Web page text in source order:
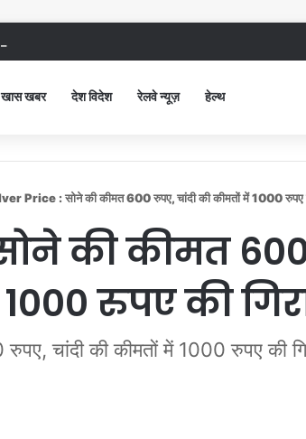
देख भड़कीं DC, बोलीं, आप खुद बाथरूम में खड़े होकर दिखाओ
खास खबर देश विदेश रेलवे न्यूज़ हेल्थ
Price : सोने की कीमत 600 रुपए, चांदी की कीमतों में 1000 रुपए
की कीमत
रुपए की
चांदी की कीमतों में 1000 रुपए की